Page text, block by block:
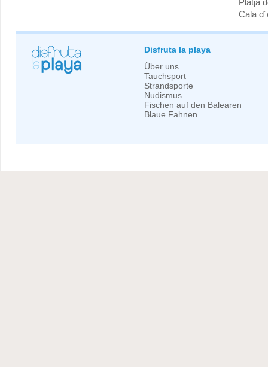
Platja
Cala
Disfruta la playa
Über uns
Tauchsport
Strandsporte
Nudismus
Fischen auf den Balearen
Blaue Fahnen